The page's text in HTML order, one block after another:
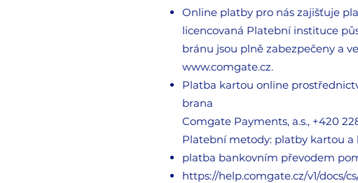
Online platby pro nás zajišťuje
licencovaná Platební instituce
bránu jsou plně zabezpečeny a
www.comgate.cz.
Platba kartou online
brana
Comgate Payments, a.s., +420
Platební metody: platby kartou
platba bankovním převodem
https://help.comgate.cz/v1/docs/